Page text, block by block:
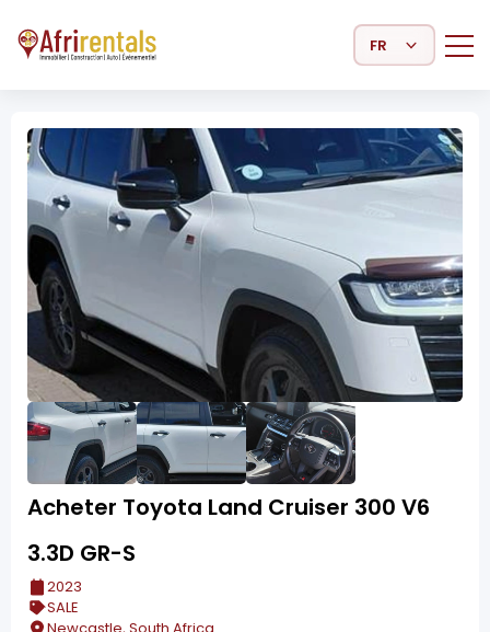
Select Language
Acheter Toyota Land Cruiser 300 V6
3.3D GR-S
2023
SALE